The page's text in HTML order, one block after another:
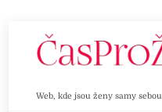
Web, kde jsou ženy samy sebou